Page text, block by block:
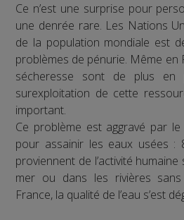
Ce n’est une surprise pour
une denrée rare. Les Nations
de la population mondiale est
problèmes de pénurie. Même en
sécheresse sont de plus en
surexploitation de cette
important.
Ce problème est aggravé par
pour assainir les eaux usées :
proviennent de l’activité
mer ou dans les rivières
France, la qualité de l’eau s’est